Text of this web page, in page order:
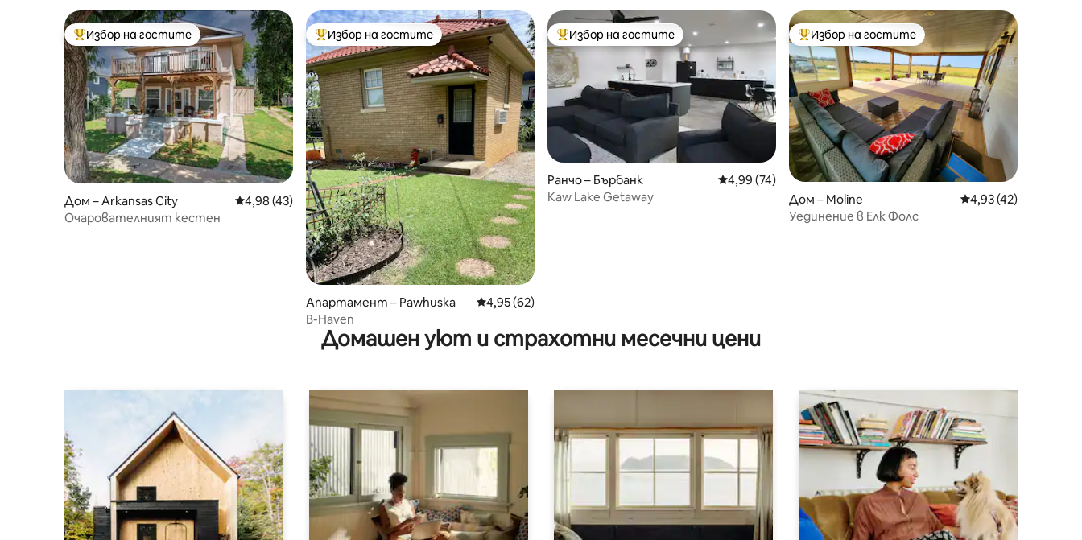
Най-популярен избор на гостите
Избор на гостите
Дом – Arkansas City Средна оценка: 4,98 от 5, 43 отзива
4,98 (43)
Очарователният кестен
Най-популярен избор на гостите
Избор на гостите
Апартамент – Pawhuska Средна оценка: 4,95 от 5, 62 отзива
4,95 (62)
B-Haven
Най-популярен избор на гостите
Избор на гостите
Ранчо – Бърбанк Средна оценка: 4,99 от 5, 74 отзива
4,99 (74)
Kaw Lake Getaway
Най-популярен избор на гостите
Избор на гостите
Дом – Moline Средна оценка:
4,93 (42)
Уединение в Елк Фолс
Домашен уют и страхотни месечни цени